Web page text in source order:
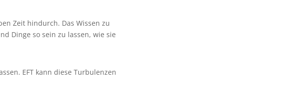
Zeit hindurch. Das Wissen zu
Dinge so sein zu lassen, wie sie
EFT kann diese Turbulenzen